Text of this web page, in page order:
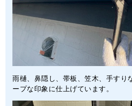
雨樋、鼻隠し、帯板、笠木、手すり
ープな印象に仕上げています。